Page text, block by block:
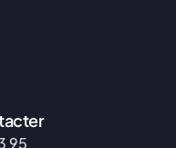
95